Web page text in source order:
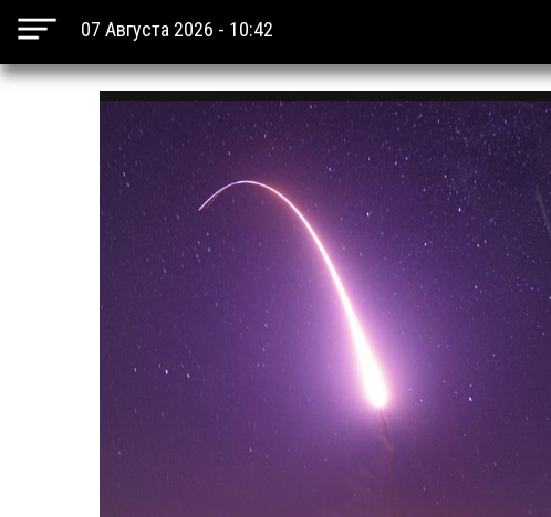
07 Августа 2026 - 10:42